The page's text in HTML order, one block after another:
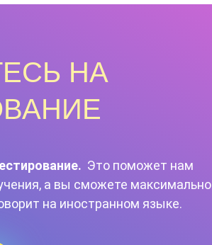
НА
Это поможет нам
а вы сможете максимально
на иностранном языке.